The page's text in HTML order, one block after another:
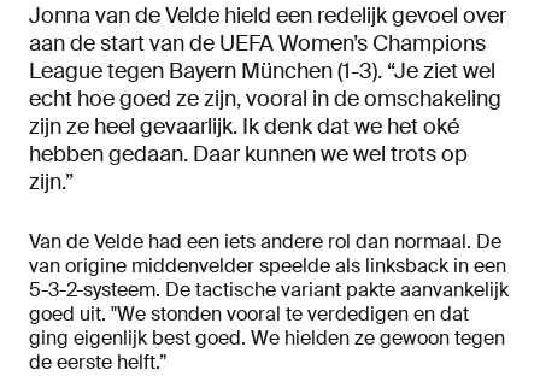
Jonna van de Velde hield een redelijk gevoel over
aan de start van de UEFA Women’s Champions
League tegen Bayern München (1-3). “Je ziet wel
echt hoe goed ze zijn, vooral in de omschakeling
zijn ze heel gevaarlijk. Ik denk dat we het oké
hebben gedaan. Daar kunnen we wel trots op
zijn.”
Van de Velde had een iets andere rol dan normaal. De
van origine middenvelder speelde als linksback in een
5-3-2-systeem. De tactische variant pakte aanvankelijk
goed uit. "We stonden vooral te verdedigen en dat
ging eigenlijk best goed. We hielden ze gewoon tegen
de eerste helft.”